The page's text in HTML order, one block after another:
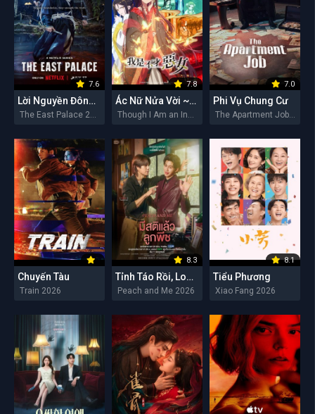
7.6
Lời Nguyền Đông Cung
The East Palace 2026
7.8
Ác Nữ Nửa Vời ~Truyền Kì Hoán Hồn Đổi Xác~
Though I Am an Inept Villainess 2026
7.0
Phi Vụ Chung Cư
The Apartment Job 2026
Chuyến Tàu
Train 2026
8.3
Tỉnh Táo Rồi, Lookpeach
Peach and Me 2026
8.1
Tiểu Phương
Xiao Fang 2026